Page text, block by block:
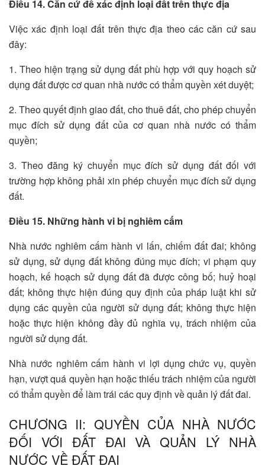
Điều 14. Căn cứ để xác định loại đất trên thực địa
Việc xác định loại đất trên thực địa theo các căn cứ sau
đây:
1. Theo hiện trạng sử dụng đất phù hợp với quy hoạch sử
dụng đất được cơ quan nhà nước có thẩm quyền xét duyệt;
2. Theo quyết định giao đất, cho thuê đất, cho phép chuyển
mục đích sử dụng đất của cơ quan nhà nước có thẩm
quyền;
3. Theo đăng ký chuyển mục đích sử dụng đất đối với
trường hợp không phải xin phép chuyển mục đích sử dụng
đất.
Điều 15. Những hành vi bị nghiêm cấm
Nhà nước nghiêm cấm hành vi lấn, chiếm đất đai; không
sử dụng, sử dụng đất không đúng mục đích; vi phạm quy
hoạch, kế hoạch sử dụng đất đã được công bố; huỷ hoại
đất; không thực hiện đúng quy định của pháp luật khi sử
dụng các quyền của người sử dụng đất; không thực hiện
hoặc thực hiện không đầy đủ nghĩa vụ, trách nhiệm của
người sử dụng đất.
Nhà nước nghiêm cấm hành vi lợi dụng chức vụ, quyền
hạn, vượt quá quyền hạn hoặc thiếu trách nhiệm của người
có thẩm quyền để làm trái các quy định về quản lý đất đai.
CHƯƠNG II: QUYỀN CỦA NHÀ NƯỚC
ĐỐI VỚI ĐẤT ĐAI VÀ QUẢN LÝ NHÀ
NƯỚC VỀ ĐẤT ĐAI